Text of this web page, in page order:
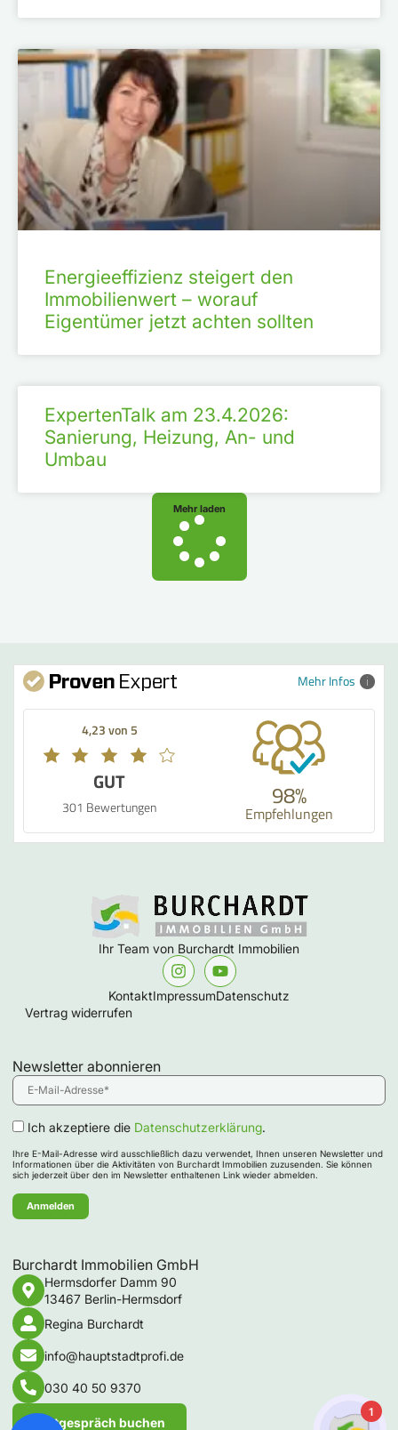
Energieeffizienz steigert den
Immobilienwert – worauf
Eigentümer jetzt achten sollten
ExpertenTalk am 23.4.2026:
Sanierung, Heizung, An- und
Umbau
Mehr laden
Mehr Infos
4,23 von 5
GUT
301 Bewertungen 98%
Empfehlungen
Ihr Team von Burchardt Immobilien
KontaktImpressumDatenschutz
Vertrag widerrufen
Newsletter abonnieren
Ich akzeptiere die Datenschutzerklärung.
Ihre E-Mail-Adresse wird ausschließlich dazu verwendet, Ihnen unseren Newsletter und
Informationen über die Aktivitäten von Burchardt Immobilien zuzusenden. Sie können
sich jederzeit über den im Newsletter enthaltenen Link wieder abmelden.
Burchardt Immobilien GmbH
Hermsdorfer Damm 90
13467 Berlin-Hermsdorf
Regina Burchardt
info@hauptstadtprofi.de
030 40 50 9370
Erstgespräch buchen
1